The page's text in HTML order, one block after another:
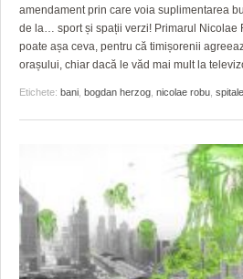
amendament prin care voia suplimentarea
de la… sport și spații verzi! Primarul Nicolae
poate așa ceva, pentru că timișorenii
orașului, chiar dacă le văd mai mult la
Etichete: bani bogdan herzog nicolae robu spitale